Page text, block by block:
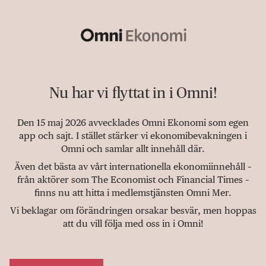
Nu har vi flyttat in i Omni!
Den 15 maj 2026 avvecklades Omni Ekonomi som egen
app och sajt. I stället stärker vi ekonomibevakningen i
Omni och samlar allt innehåll där.
Även det bästa av vårt internationella ekonomiinnehåll –
från aktörer som The Economist och Financial Times –
finns nu att hitta i medlemstjänsten Omni Mer.
Vi beklagar om förändringen orsakar besvär, men hoppas
att du vill följa med oss in i Omni!